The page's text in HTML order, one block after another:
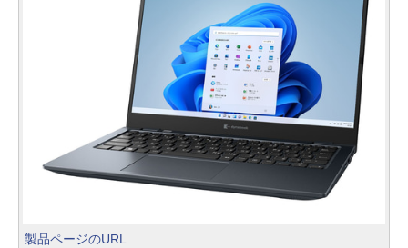
製品ページのURL